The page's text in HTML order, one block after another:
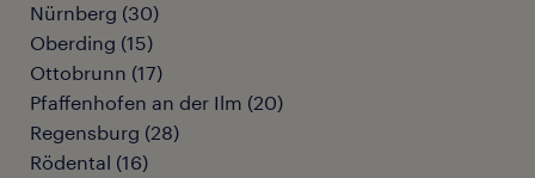
Nürnberg (30)
Oberding (15)
Ottobrunn (17)
Pfaffenhofen an der Ilm (20)
Regensburg (28)
Rödental (16)